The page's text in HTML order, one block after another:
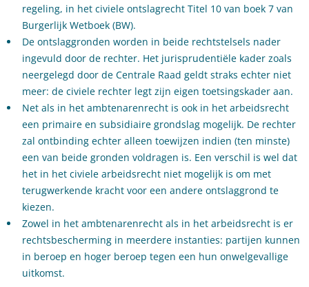
regeling, in het civiele ontslagrecht Titel 10 van boek 7 van
Burgerlijk Wetboek (BW).
De ontslaggronden worden in beide rechtstelsels nader
ingevuld door de rechter. Het jurisprudentiële kader zoals
neergelegd door de Centrale Raad geldt straks echter niet
meer: de civiele rechter legt zijn eigen toetsingskader aan.
Net als in het ambtenarenrecht is ook in het arbeidsrecht
een primaire en subsidiaire grondslag mogelijk. De rechter
zal ontbinding echter alleen toewijzen indien (ten minste)
een van beide gronden voldragen is. Een verschil is wel dat
het in het civiele arbeidsrecht niet mogelijk is om met
terugwerkende kracht voor een andere ontslaggrond te
kiezen.
Zowel in het ambtenarenrecht als in het arbeidsrecht is er
rechtsbescherming in meerdere instanties: partijen kunnen
in beroep en hoger beroep tegen een hun onwelgevallige
uitkomst.